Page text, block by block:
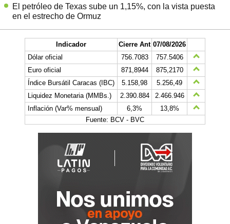
El petróleo de Texas sube un 1,15%, con la vista puesta
en el estrecho de Ormuz
Indicador Cierre Ant 07/08/2026
Dólar oficial
756.7083
757.5406
Euro oficial
871,8944
875,2170
Índice Bursátil Caracas (IBC)
5.158,98
5.256,49
Liquidez Monetaria (MMBs.)
2.390.884
2.466.946
Inflación (Var% mensual)
6,3%
13,8%
Fuente: BCV - BVC